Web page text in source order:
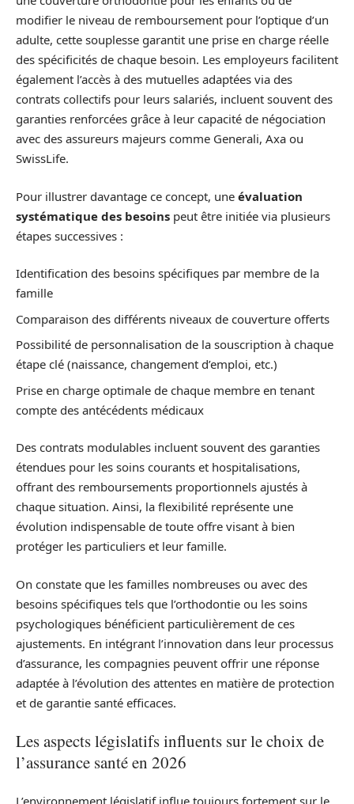
modifier le niveau de remboursement pour l’optique d’un
adulte, cette souplesse garantit une prise en charge réelle
des spécificités de chaque besoin. Les employeurs facilitent
également l’accès à des mutuelles adaptées via des
contrats collectifs pour leurs salariés, incluent souvent des
garanties renforcées grâce à leur capacité de négociation
avec des assureurs majeurs comme Generali, Axa ou
SwissLife.
Pour illustrer davantage ce concept, une évaluation
systématique des besoins peut être initiée via plusieurs
étapes successives :
Identification des besoins spécifiques par membre de la
famille
Comparaison des différents niveaux de couverture offerts
Possibilité de personnalisation de la souscription à chaque
étape clé (naissance, changement d’emploi, etc.)
Prise en charge optimale de chaque membre en tenant
compte des antécédents médicaux
Des contrats modulables incluent souvent des garanties
étendues pour les soins courants et hospitalisations,
offrant des remboursements proportionnels ajustés à
chaque situation. Ainsi, la flexibilité représente une
évolution indispensable de toute offre visant à bien
protéger les particuliers et leur famille.
On constate que les familles nombreuses ou avec des
besoins spécifiques tels que l’orthodontie ou les soins
psychologiques bénéficient particulièrement de ces
ajustements. En intégrant l’innovation dans leur processus
d’assurance, les compagnies peuvent offrir une réponse
adaptée à l’évolution des attentes en matière de protection
et de garantie santé efficaces.
Les aspects législatifs influents sur le choix de
l’assurance santé en 2026
L’environnement législatif influe toujours fortement sur le